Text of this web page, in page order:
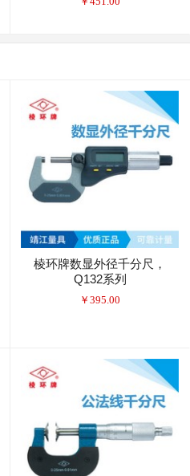
棱环牌数显外径千分尺，
Q132系列
￥ 395.00